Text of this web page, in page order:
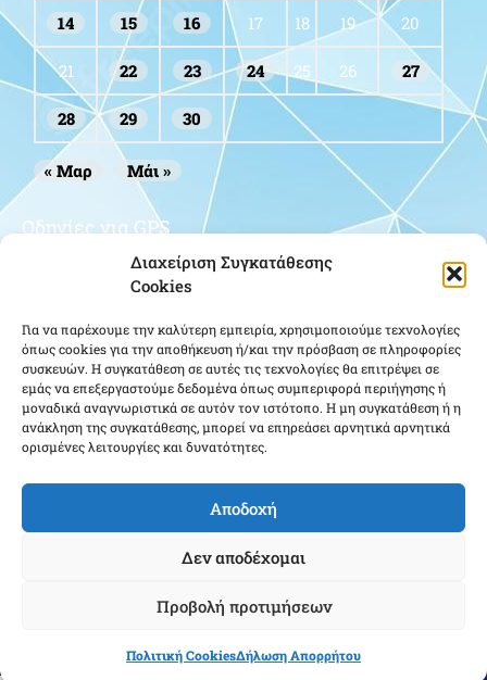
Διαχείριση Συγκατάθεσης
Cookies
Για να παρέχουμε την καλύτερη εμπειρία, χρησιμοποιούμε τεχνολογίες
όπως cookies για την αποθήκευση ή/και την πρόσβαση σε πληροφορίες
συσκευών. Η συγκατάθεση σε αυτές τις τεχνολογίες θα επιτρέψει σε
εμάς να επεξεργαστούμε δεδομένα όπως συμπεριφορά περιήγησης ή
μοναδικά αναγνωριστικά σε αυτόν τον ιστότοπο. Η μη συγκατάθεση ή η
ανάκληση της συγκατάθεσης, μπορεί να επηρεάσει αρνητικά αρνητικά
ορισμένες λειτουργίες και δυνατότητες.
Αποδοχή
Δεν αποδέχομαι
Προβολή προτιμήσεων
Πολιτική CookiesΔήλωση Απορρήτου
14 15 16 17 18 19 20
21 22 23 24 25 26 27
28 29 30
« Μαρ Μάι »
Οδηγίες για GPS
Κάντε κλικ για να αποδεχτείτε cookies
εμπορικής προώθησης και να
Powered & Created byCloudmanager.gr